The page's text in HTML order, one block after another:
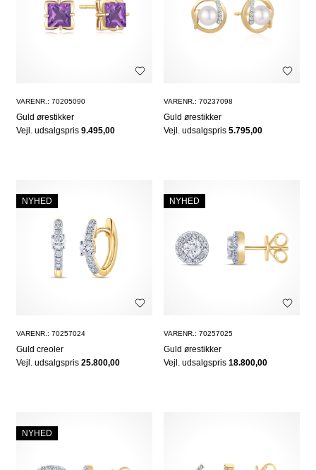
VARENR.: 70205090
Guld ørestikker
Vejl. udsalgspris 9.495,00
VARENR.: 70237098
Guld ørestikker
Vejl. udsalgspris5.795,00
NYHED
VARENR.: 70257024
Guld creoler
Vejl. udsalgspris 25.800,00
NYHED
VARENR.: 70257025
Guld ørestikker
Vejl. udsalgspris18.800,00
NYHED